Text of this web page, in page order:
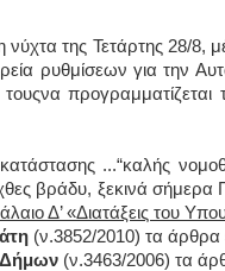
νύχτα της Τετάρτης
ρυθμίσεων για την
κατάστασης ...“καλής
βράδυ, ξεκινά σήμερα
Δ’ «Διατάξεις του
(ν.3852/2010) τα άρθρα
Δήμων (ν.3463/2006) τα